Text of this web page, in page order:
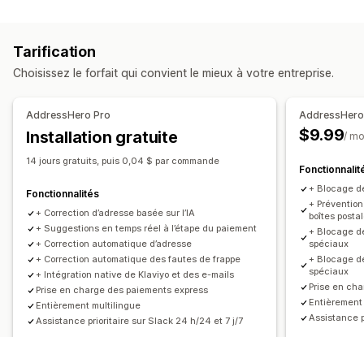
Gestion des expéditions
Notifications par e-mail
Mises à jour des commandes
Tarification
Choisissez le forfait qui convient le mieux à votre entreprise.
AddressHero Pro
Installation gratuite
14 jours gratuits, puis 0,04 $ par commande
Fonctionnalités
+ Correction d’adresse basée sur l’IA
+ Suggestions en temps réel à l’étape du paiement
+ Correction automatique d’adresse
+ Correction automatique des fautes de frappe
+ Intégration native de Klaviyo et des e-mails
Prise en charge des paiements express
Entièrement multilingue
Assistance prioritaire sur Slack 24 h/24 et 7 j/7
$9.99/
+ Blocage
+
boîtes
+ Blocage
spéciaux
+ Blocage
spéciaux
Prise en
Assistance